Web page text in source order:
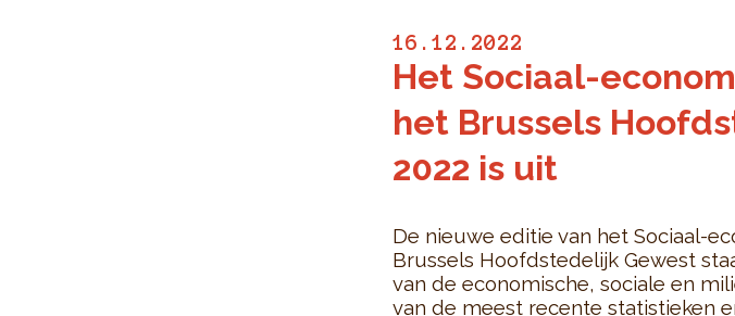
16.12.2022
Het Sociaal-
het Brussels
2022 is uit
De nieuwe editie van het Sociaal-
Brussels Hoofdstedelijk Gewest
van de economische, sociale en
van de meest recente statistieken